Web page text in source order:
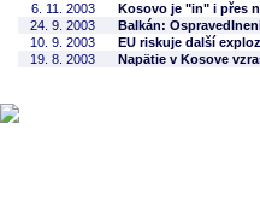
6. 11. 2003
Kosovo je "in" i přes
24. 9. 2003
Balkán:
10. 9. 2003
EU riskuje další
19. 8. 2003
Napätie v Kosove